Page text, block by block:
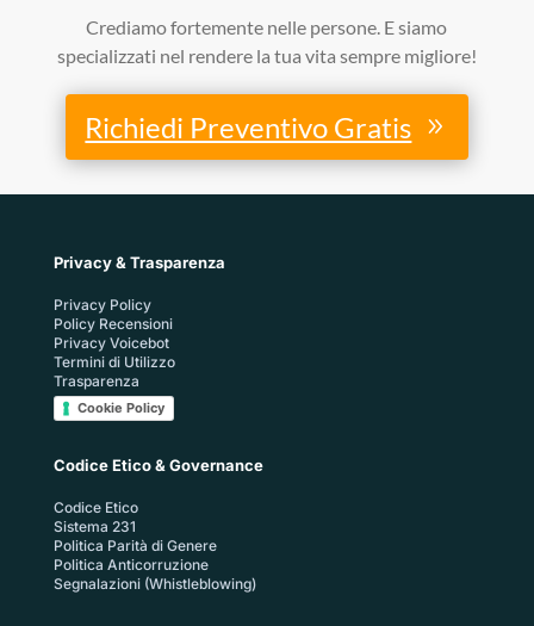
Crediamo fortemente nelle persone. E siamo
specializzati nel rendere la tua vita sempre migliore!
Richiedi Preventivo Gratis
Privacy & Trasparenza
Privacy Policy
Policy Recensioni
Privacy Voicebot
Termini di Utilizzo
Trasparenza
Cookie Policy
Codice Etico & Governance
Codice Etico
Sistema 231
Politica Parità di Genere
Politica Anticorruzione
Segnalazioni (Whistleblowing)